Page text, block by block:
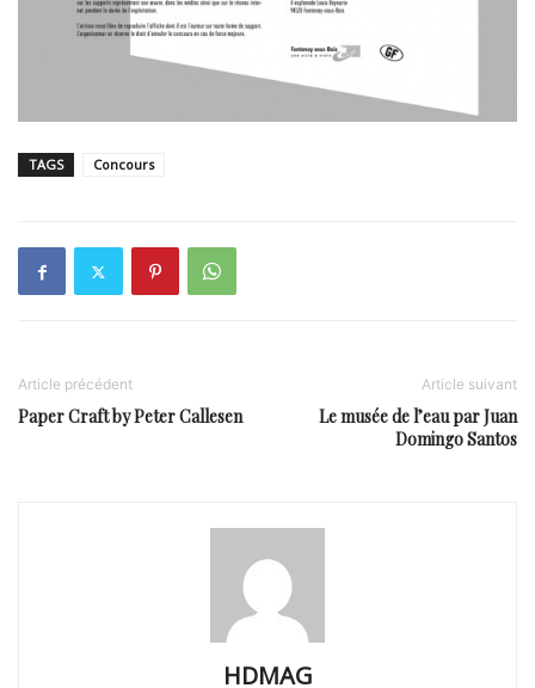
TAGS Concours
Article précédent
Paper Craft by Peter Callesen
Article suivant
Le musée de l’eau par Juan
Domingo Santos
HDMAG